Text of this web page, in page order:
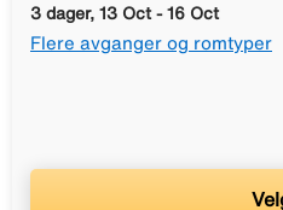
3 dager, 13 Oct - 16 Oct
Flere avganger og romtyper